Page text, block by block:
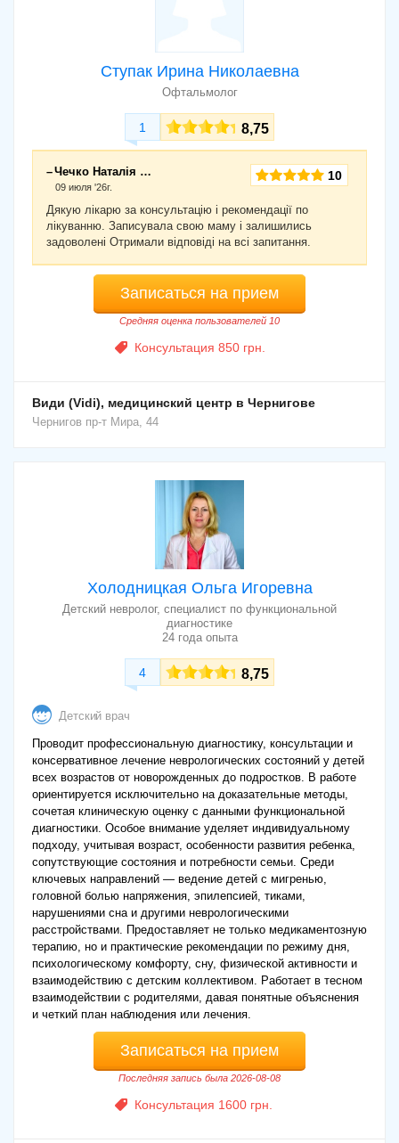
Ступак Ирина Николаевна
Офтальмолог
1 8,75
Чечко Наталія Петрівна
09 июля '26г.
10
Дякую лікарю за консультацію і рекомендації по
лікуванню. Записувала свою маму і залишились
задоволені Отримали відповіді на всі запитання.
Записаться на прием
Средняя оценка пользователей 10
Консультация 850 грн.
Види (Vidi), медицинский центр в Чернигове
Чернигов пр-т Мира, 44
Холодницкая Ольга Игоревна
Детский невролог, специалист по функциональной
диагностике
24 года опыта
4 8,75
Детский врач
Проводит профессиональную диагностику, консультации и
консервативное лечение неврологических состояний у детей
всех возрастов от новорожденных до подростков. В работе
ориентируется исключительно на доказательные методы,
сочетая клиническую оценку с данными функциональной
диагностики. Особое внимание уделяет индивидуальному
подходу, учитывая возраст, особенности развития ребенка,
сопутствующие состояния и потребности семьи. Среди
ключевых направлений — ведение детей с мигренью,
головной болью напряжения, эпилепсией, тиками,
нарушениями сна и другими неврологическими
расстройствами. Предоставляет не только медикаментозную
терапию, но и практические рекомендации по режиму дня,
психологическому комфорту, сну, физической активности и
взаимодействию с детским коллективом. Работает в тесном
взаимодействии с родителями, давая понятные объяснения
и четкий план наблюдения или лечения.
Записаться на прием
Последняя запись была 2026-08-08
Консультация 1600 грн.